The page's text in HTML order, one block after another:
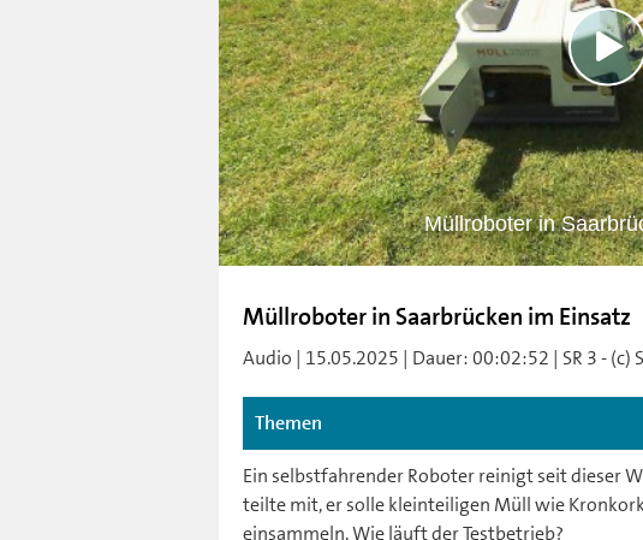
Müllroboter in
Müllroboter in Saarbrücken im Einsatz
Audio | 15.05.2025 | Dauer: 00:02:52 | SR 3 - (c)
Themen
Ein selbstfahrender Roboter reinigt seit dieser
teilte mit, er solle kleinteiligen Müll wie
einsammeln. Wie läuft der Testbetrieb?